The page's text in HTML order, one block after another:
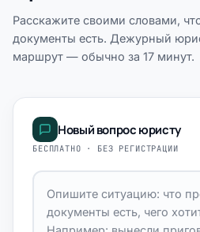
Расскажите своими словами,
документы есть. Дежурный
маршрут — обычно за 17 минут.
Новый вопрос юристу
БЕСПЛАТНО · БЕЗ РЕГИСТРАЦИИ